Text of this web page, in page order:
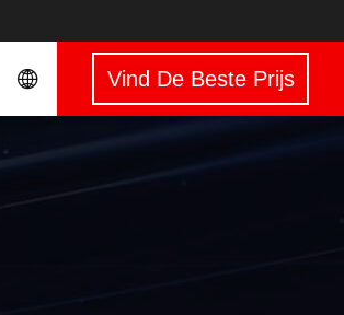
Vind De Beste Prijs